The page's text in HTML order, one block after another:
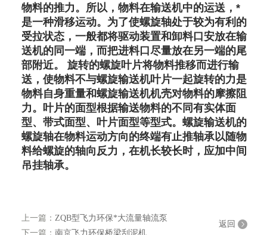
物料的推力。所以，物料在输送机中的运送，*
是一种滑移运动。为了使螺旋轴处于较为有利的
受拉状态，一般都将驱动装置和卸料口安放在输
送机的同一端，而把进料口尽量放在另一端的尾
部附近。 旋转的螺旋叶片将物料推移而进行输
送，使物料不与螺旋输送机叶片一起旋转的力是
物料自身重量和螺旋输送机机壳对物料的摩擦阻
力。叶片的面型根据输送物料的不同有实体面
型、带式面型、叶片面型等型式。螺旋输送机的
螺旋轴在物料运动方向的终端有止推轴承以随物
料给螺旋的轴向反力，在机长较长时，应加中间
吊挂轴承。
上一篇： ZQB型飞力环保*大流量轴流泵
下一篇： 南京飞力环保桥梁刮泥机
返回